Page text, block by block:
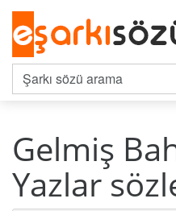
Gelmiş
Yazlar